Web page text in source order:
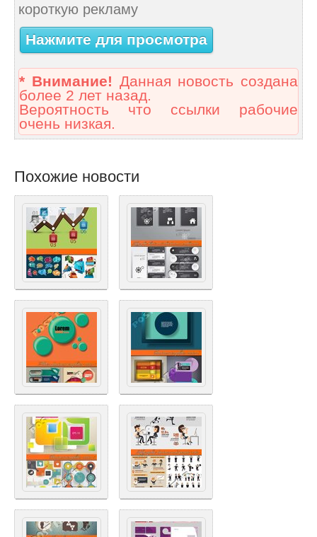
короткую рекламу
Нажмите для просмотра
* Внимание! Данная новость создана
более 2 лет назад.
Вероятность что ссылки рабочие
очень низкая.
Похожие новости